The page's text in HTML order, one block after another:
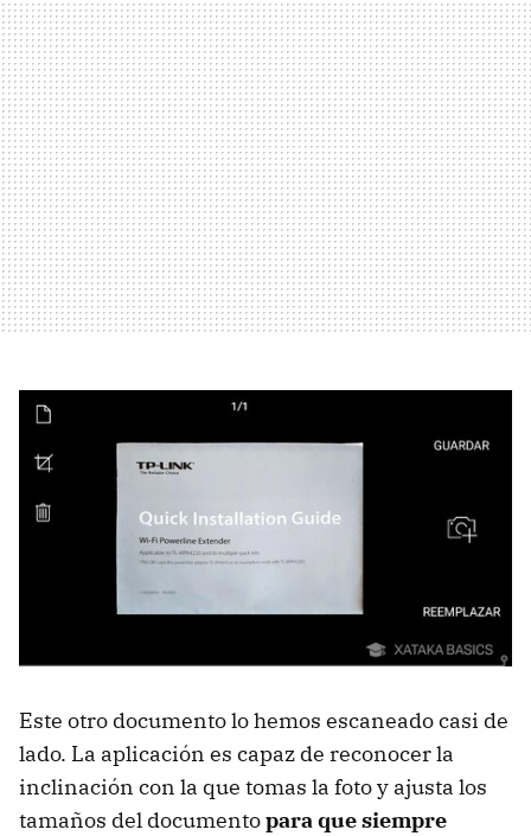
Este otro documento lo hemos escaneado casi de
lado. La aplicación es capaz de reconocer la
inclinación con la que tomas la foto y ajusta los
tamaños del documentopara que siempre